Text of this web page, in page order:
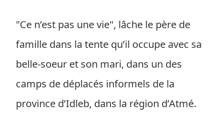
"Ce n’est pas une vie", lâche le père de
famille dans la tente qu’il occupe avec sa
belle-soeur et son mari, dans un des
camps de déplacés informels de la
province d’Idleb, dans la région d’Atmé.